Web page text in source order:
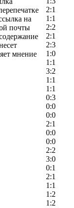
2:1
1:1
2:2
2:1
2:3
1:0
1:1
3:2
1:1
1:1
0:3
0:0
0:0
2:1
0:0
0:0
2:2
3:0
0:1
2:1
1:1
1:2
1:2
на
почты
мнение